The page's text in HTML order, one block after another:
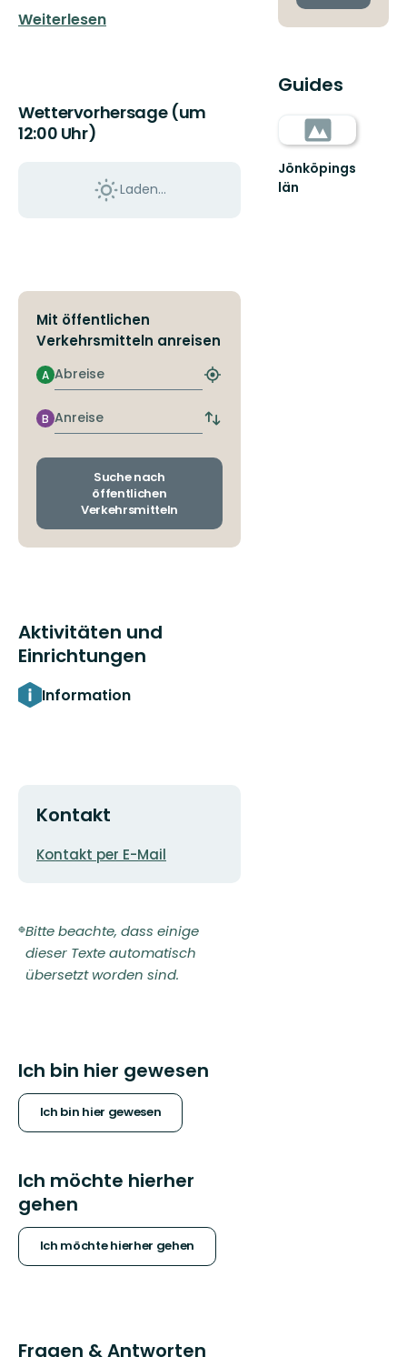
Weiterlesen
Wettervorhersage (um
12:00 Uhr)
Laden...
Mit öffentlichen
Verkehrsmitteln anreisen
Abreise
A
Nächstgelegene
finden
Anreise
B
Abfahrts-
Ankunftshaltestellen
Suche nach
öffentlichen
Verkehrsmitteln
Aktivitäten und
Einrichtungen
Information
Kontakt
E-
Kontakt per E-Mail
Bitte beachte, dass einige
dieser Texte automatisch
übersetzt worden sind.
Ich bin hier gewesen
Ich bin hier gewesen
Ich möchte hierher
gehen
Ich möchte hierher gehen
Fragen & Antworten
Guides
Jönköpings
län